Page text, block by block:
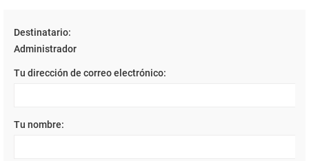
Destinatario:
Administrador
Tu dirección de correo electrónico:
Tu nombre: